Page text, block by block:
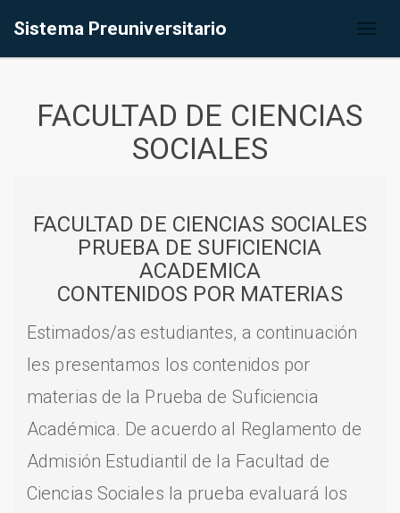
Sistema Preuniversitario
FACULTAD DE CIENCIAS
SOCIALES
FACULTAD DE CIENCIAS SOCIALES
PRUEBA DE SUFICIENCIA
ACADEMICA
CONTENIDOS POR MATERIAS
Estimados/as estudiantes, a continuación
les presentamos los contenidos por
materias de la Prueba de Suficiencia
Académica. De acuerdo al Reglamento de
Admisión Estudiantil de la Facultad de
Ciencias Sociales la prueba evaluará los